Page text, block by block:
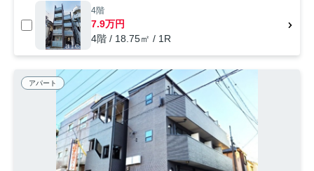
4階
7.9万円
4階 / 18.75㎡ / 1R
アパート